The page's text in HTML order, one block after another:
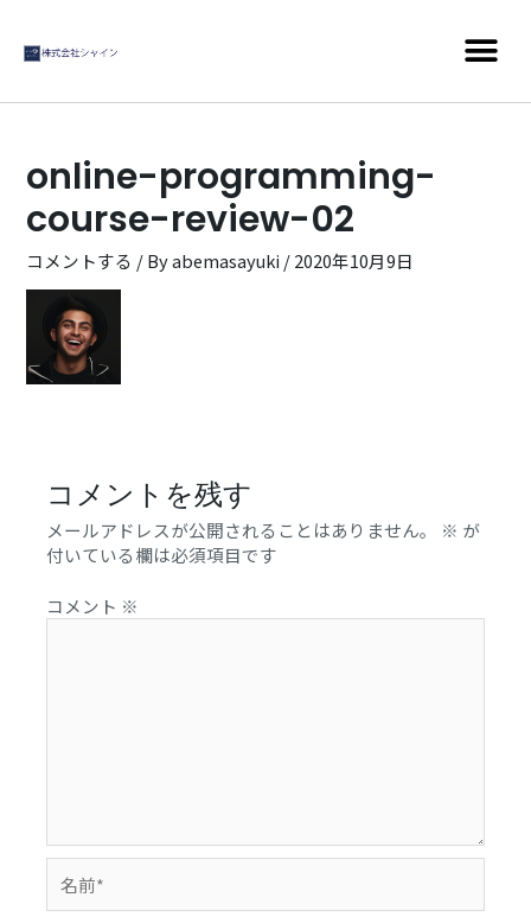
online-programming-
course-review-02
コメントする / Byabemasayuki /2020年10月9日
コメントを残す
メールアドレスが公開されることはありません。 ※ が
付いている欄は必須項目です
コメント ※